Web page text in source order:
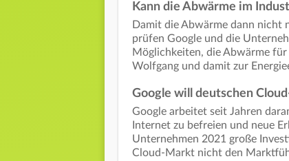
Kann die Abwärme im
Damit die Abwärme dann nicht
prüfen Google und die
Möglichkeiten, die Abwärme
Wolfgang und damit zur
Google will deutschen
Google arbeitet seit Jahren
Internet zu befreien und neue
Unternehmen 2021 große
Cloud-Markt nicht den